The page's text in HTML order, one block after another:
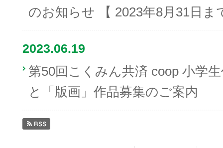
のお知らせ 【 2023年8月31日ま
2023.06.19
第50回こくみん共済 coop 小学
と「版画」作品募集のご案内